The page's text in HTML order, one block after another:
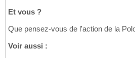
Et vous ?
Que pensez-vous de l'action de la
Voir aussi :